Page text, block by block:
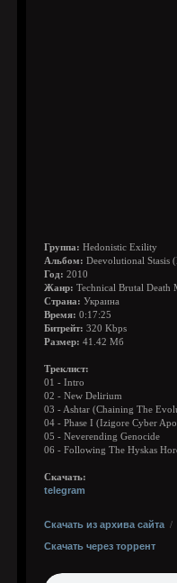
Группа: Hedonistic Exility
Альбом: Deevolutional Stasis
Год: 2010
Жанр: Technical Brutal Death
Страна: Украина
Время: 0:17:25
Битрейт: 320 Kbps
Размер: 41.42 Мб
Треклист:
01 - Intro
02 - New Delirium
03 - Ashtar (Chaining The
04 - Phase I (Izigore Cyber
05 - Neverending Genocide
06 - Following The Hyskas
Скачать:
telegram
Скачать из архива сайта /
Скачать через торрент